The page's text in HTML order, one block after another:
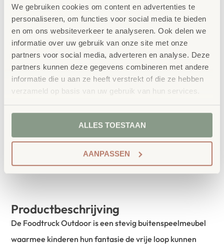
We gebruiken cookies om content en advertenties te
personaliseren, om functies voor social media te bieden
en om ons websiteverkeer te analyseren. Ook delen we
informatie over uw gebruik van onze site met onze
partners voor social media, adverteren en analyse. Deze
partners kunnen deze gegevens combineren met andere
informatie die u aan ze heeft verstrekt of die ze hebben
verzameld op basis van uw gebruik van hun services.
ALLES TOESTAAN
AANPASSEN
koken, wat kies jij? IJs, donuts, hotdogs; het is
er allemaal! Let’s party!Maakt spelen voor
meerdere kinderen tegelijk mogelijk. Ideaal in
de kinderopvang tuin of op het plein van de
basisschool, hoe cool is dat!H/B/D 139 x 179 x
90 cm in flatpack, werkhoogte 62cm.
Productbeschrijving
De Foodtruck Outdoor is een stevig buitenspeelmeubel
waarmee kinderen hun fantasie de vrije loop kunnen